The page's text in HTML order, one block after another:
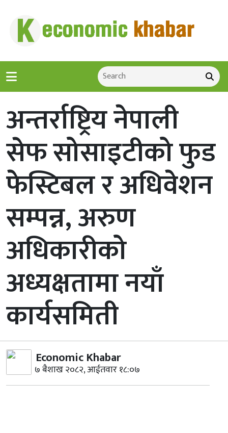
अन्तर्राष्ट्रिय नेपाली
सेफ सोसाइटीको फुड
फेस्टिबल र अधिवेशन
सम्पन्न, अरुण
अधिकारीको
अध्यक्षतामा नयाँ
कार्यसमिती
Economic Khabar
७ बैशाख २०८२, आईतवार १८:०७